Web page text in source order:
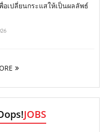
อเปลี่ยนกระแสให้เป็นผลลัพธ์
JOBS